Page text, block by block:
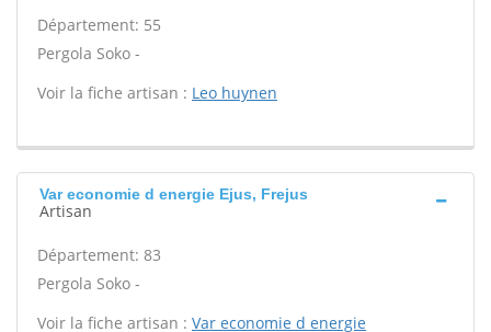
Département: 55
Pergola Soko -
Voir la fiche artisan : Leo huynen
Var economie d energie Ejus, Frejus
Artisan
Département: 83
Pergola Soko -
Voir la fiche artisan : Var economie d energie